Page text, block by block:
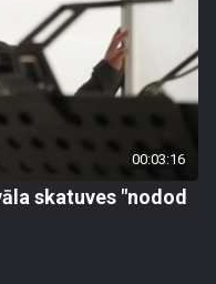
00:03:16
skatuves "nodod